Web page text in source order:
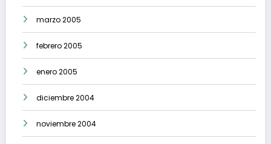
marzo 2005
febrero 2005
enero 2005
diciembre 2004
noviembre 2004